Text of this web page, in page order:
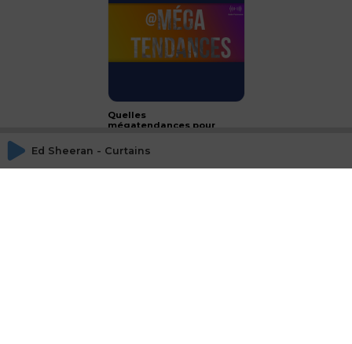
Quelles
mégatendances pour
Ed Sheeran - Curtains